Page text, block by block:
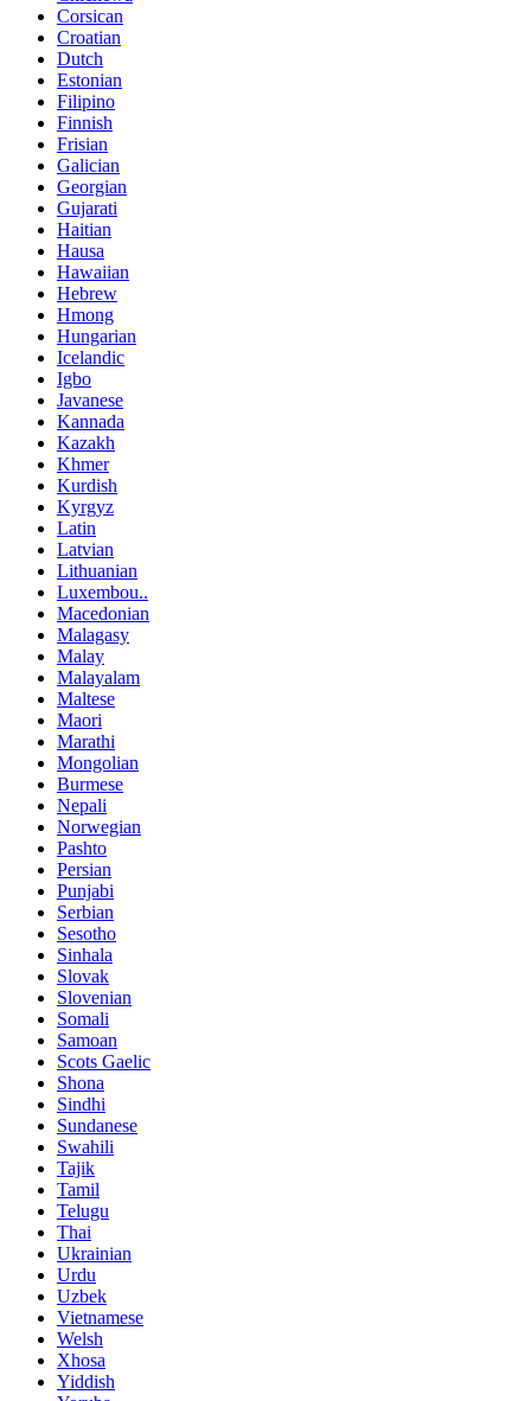
Corsican
Croatian
Dutch
Estonian
Filipino
Finnish
Frisian
Galician
Georgian
Gujarati
Haitian
Hausa
Hawaiian
Hebrew
Hmong
Hungarian
Icelandic
Igbo
Javanese
Kannada
Kazakh
Khmer
Kurdish
Kyrgyz
Latin
Latvian
Lithuanian
Luxembou..
Macedonian
Malagasy
Malay
Malayalam
Maltese
Maori
Marathi
Mongolian
Burmese
Nepali
Norwegian
Pashto
Persian
Punjabi
Serbian
Sesotho
Sinhala
Slovak
Slovenian
Somali
Samoan
Scots Gaelic
Shona
Sindhi
Sundanese
Swahili
Tajik
Tamil
Telugu
Thai
Ukrainian
Urdu
Uzbek
Vietnamese
Welsh
Xhosa
Yiddish